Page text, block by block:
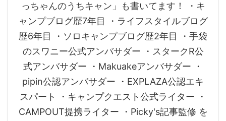
っちゃんのうちキャン」も書いてます！ ・キ
ャンプブログ歴7年目 ・ライフスタイルブログ
歴6年目 ・ソロキャンプブログ歴2年目 ・手袋
のスワニー公式アンバサダー ・スタークR公
式アンバサダー ・Makuakeアンバサダー ・
pipin公認アンバサダー ・EXPLAZA公認エキ
スパート ・キャンプクエスト公式ライター ・
CAMPOUT提携ライター ・Picky's記事監修 を